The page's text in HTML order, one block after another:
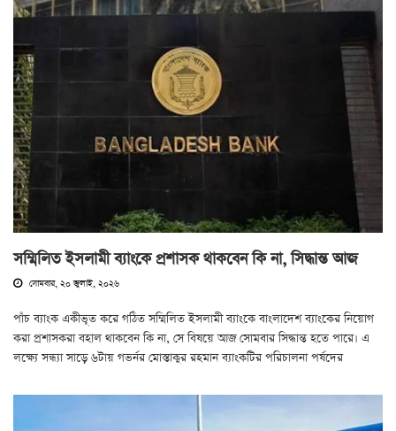
সম্মিলিত ইসলামী ব্যাংকে প্রশাসক থাকবেন কি না, সিদ্ধান্ত আজ
সোমবার, ২০ জুলাই, ২০২৬
পাঁচ ব্যাংক একীভূত করে গঠিত সম্মিলিত ইসলামী ব্যাংকে বাংলাদেশ ব্যাংকের নিয়োগ
করা প্রশাসকরা বহাল থাকবেন কি না, সে বিষয়ে আজ সোমবার সিদ্ধান্ত হতে পারে। এ
লক্ষ্যে সন্ধ্যা সাড়ে ৬টায় গভর্নর মোস্তাকুর রহমান ব্যাংকটির পরিচালনা পর্ষদের